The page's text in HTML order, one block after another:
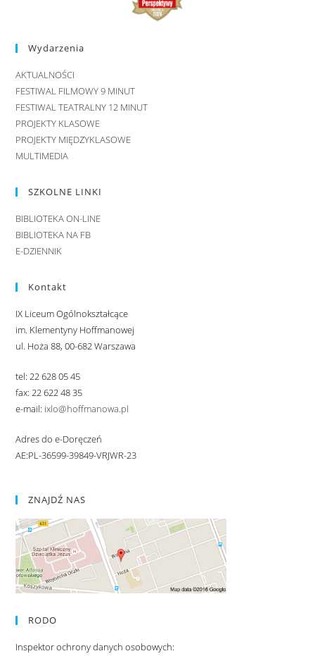
Wydarzenia
AKTUALNOŚCI
FESTIWAL FILMOWY 9 MINUT
FESTIWAL TEATRALNY 12 MINUT
PROJEKTY KLASOWE
PROJEKTY MIĘDZYKLASOWE
MULTIMEDIA
SZKOLNE LINKI
BIBLIOTEKA ON-LINE
BIBLIOTEKA NA FB
E-DZIENNIK
Kontakt
IX Liceum Ogólnokształcące
im. Klementyny Hoffmanowej
ul. Hoża 88, 00-682 Warszawa
tel: 22 628 05 45
fax: 22 622 48 35
e-mail: ixlo@hoffmanowa.pl
Adres do e-Doręczeń
AE:PL-36599-39849-VRJWR-23
ZNAJDŹ NAS
RODO
Inspektor ochrony danych osobowych: